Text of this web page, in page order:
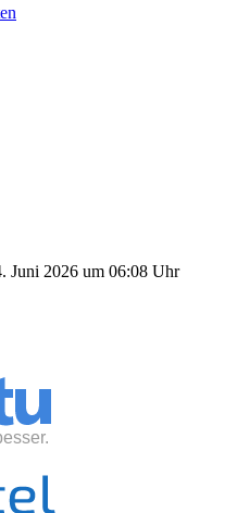
Juni 2026 um 06:08 Uhr